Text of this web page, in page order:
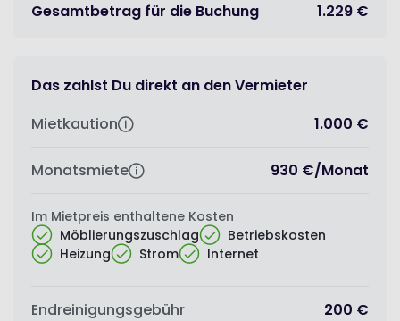
Gesamtbetrag für die Buchung 1.229 €
Das zahlst Du direkt an den Vermieter
Mietkaution
1.000 €
Monatsmiete 930 €/Monat
Im Mietpreis enthaltene Kosten
Möblierungszuschlag
Betriebskosten
Heizung
Strom Internet
Endreinigungsgebühr 200 €